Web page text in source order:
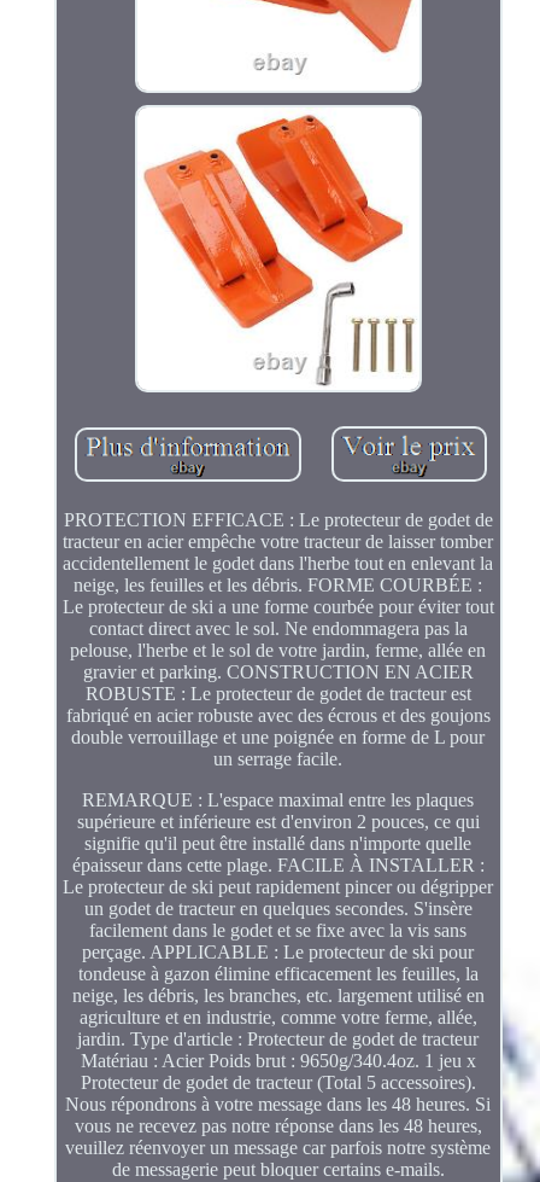
PROTECTION EFFICACE : Le protecteur de godet de
tracteur en acier empêche votre tracteur de laisser tomber
accidentellement le godet dans l'herbe tout en enlevant la
neige, les feuilles et les débris. FORME COURBÉE :
Le protecteur de ski a une forme courbée pour éviter tout
contact direct avec le sol. Ne endommagera pas la
pelouse, l'herbe et le sol de votre jardin, ferme, allée en
gravier et parking. CONSTRUCTION EN ACIER
ROBUSTE : Le protecteur de godet de tracteur est
fabriqué en acier robuste avec des écrous et des goujons
double verrouillage et une poignée en forme de L pour
un serrage facile.
REMARQUE : L'espace maximal entre les plaques
supérieure et inférieure est d'environ 2 pouces, ce qui
signifie qu'il peut être installé dans n'importe quelle
épaisseur dans cette plage. FACILE À INSTALLER :
Le protecteur de ski peut rapidement pincer ou dégripper
un godet de tracteur en quelques secondes. S'insère
facilement dans le godet et se fixe avec la vis sans
perçage. APPLICABLE : Le protecteur de ski pour
tondeuse à gazon élimine efficacement les feuilles, la
neige, les débris, les branches, etc. largement utilisé en
agriculture et en industrie, comme votre ferme, allée,
jardin. Type d'article : Protecteur de godet de tracteur
Matériau : Acier Poids brut : 9650g/340.4oz. 1 jeu x
Protecteur de godet de tracteur (Total 5 accessoires).
Nous répondrons à votre message dans les 48 heures. Si
vous ne recevez pas notre réponse dans les 48 heures,
veuillez réenvoyer un message car parfois notre système
de messagerie peut bloquer certains e-mails.